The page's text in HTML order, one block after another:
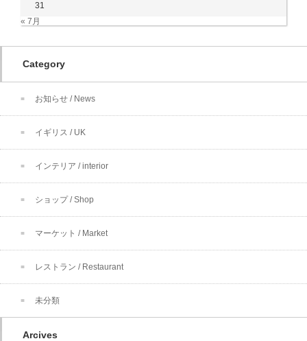
31
« 7月
Category
お知らせ / News
イギリス / UK
インテリア / interior
ショップ / Shop
マーケット / Market
レストラン / Restaurant
未分類
Arcives